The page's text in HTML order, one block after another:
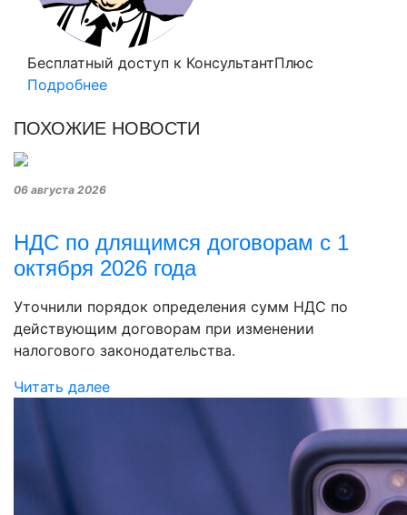
Бесплатный доступ к КонсультантПлюс
Подробнее
ПОХОЖИЕ НОВОСТИ
06 августа 2026
НДС по длящимся договорам с 1
октября 2026 года
Уточнили порядок определения сумм НДС по
действующим договорам при изменении
налогового законодательства.
Читать далее